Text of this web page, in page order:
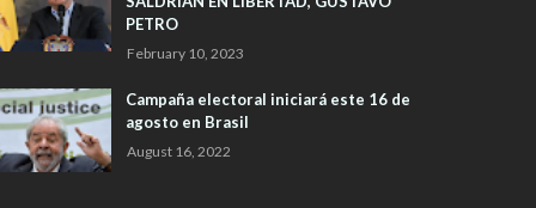
PETRO
February 10, 2023
Campaña electoral iniciará este 16 de
agosto en Brasil
August 16, 2022